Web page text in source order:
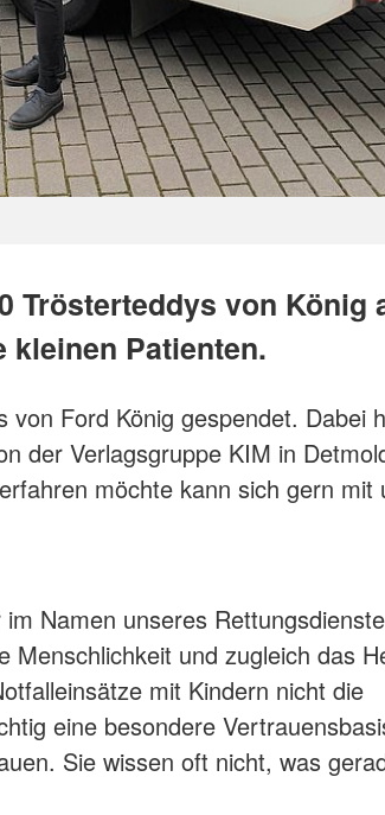
Trösterteddys von König
kleinen Patienten.
von Ford König gespendet. Dabei
der Verlagsgruppe KIM in
möchte kann sich gern mit
Namen unseres
Menschlichkeit und zugleich das
mit Kindern nicht die
eine besondere
Sie wissen oft nicht, was